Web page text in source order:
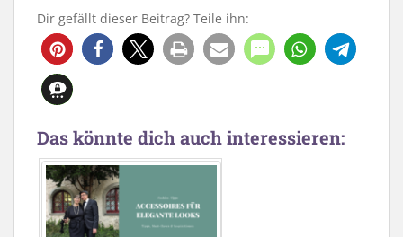
Dir gefällt dieser Beitrag? Teile ihn:
Das könnte dich auch interessieren: